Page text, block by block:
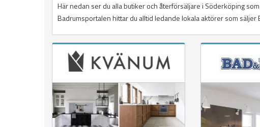
Här nedan ser du alla butiker och återförsäljare i Söderköping
Badrumsportalen hittar du alltid ledande lokala aktörer som